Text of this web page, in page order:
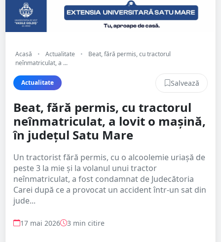
Acasă • Actualitate •
Beat, fără permis, cu tractorul
neînmatriculat, a ...
Actualitate Salvează
Beat, fără permis, cu tractorul
neînmatriculat, a lovit o mașină,
în județul Satu Mare
Un tractorist fără permis, cu o alcoolemie uriașă de
peste 3 la mie și la volanul unui tractor
neînmatriculat, a fost condamnat de Judecătoria
Carei după ce a provocat un accident într-un sat din
jude...
17 mai 2026 3 min citire